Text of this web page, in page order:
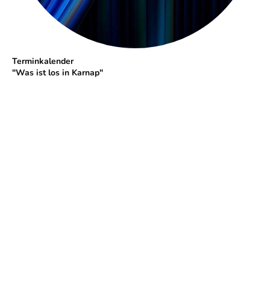
Terminkalender
"Was ist los in Karnap"